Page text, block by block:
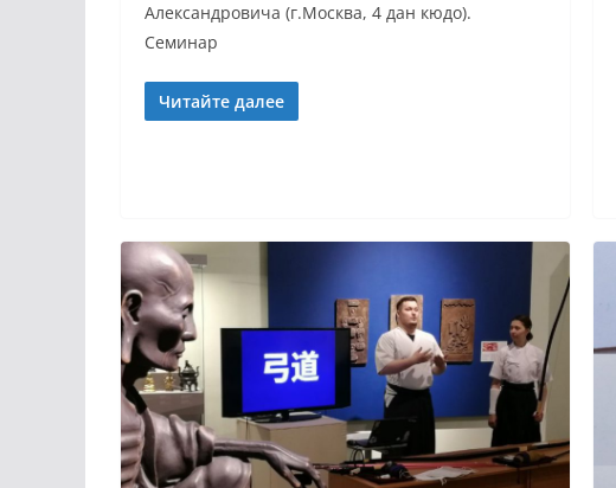
Александровича (г.Москва, 4 дан кюдо).
Семинар
Читайте далее